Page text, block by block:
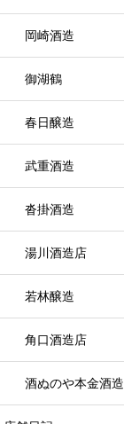
岡崎酒造
御湖鶴
春日醸造
武重酒造
沓掛酒造
湯川酒造店
若林醸造
角口酒造店
酒ぬのや本金酒造